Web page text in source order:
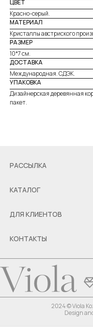
ЦВЕТ
Красно-серый.
МАТЕРИАЛ
Кристаллы австриского
РАЗМЕР
10*7 см.
ДОСТАВКА
Международная. СДЭК.
УПАКОВКА
Дизайнерская деревянная
пакет.
РАССЫЛКА
КАТАЛОГ
ДЛЯ КЛИЕНТОВ
КОНТАКТЫ
2024 © Viola
Design